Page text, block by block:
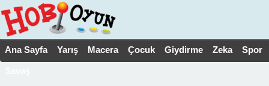
Ana Sayfa Yarış Macera Çocuk Giydirme Zeka Spor